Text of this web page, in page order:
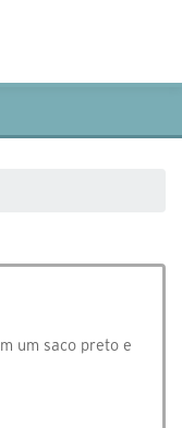
um saco preto e